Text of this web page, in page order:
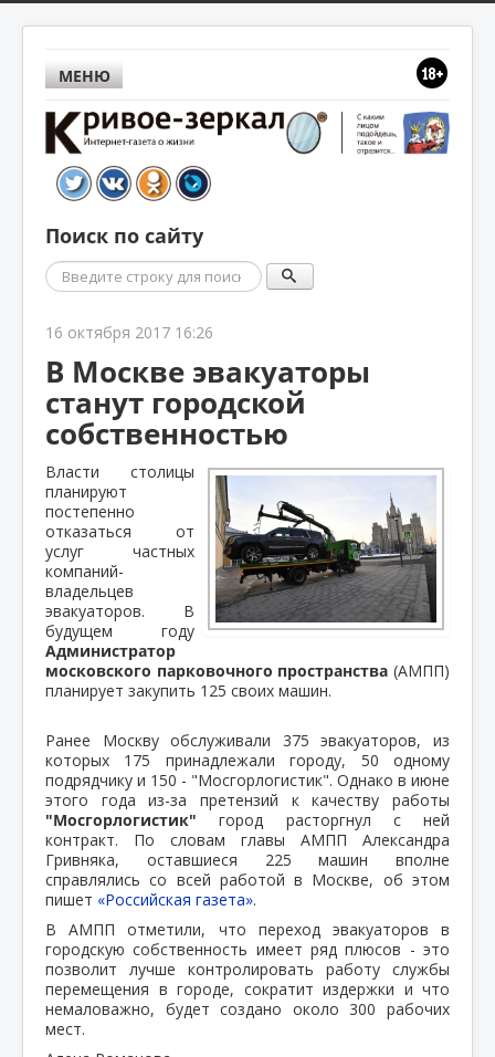
МЕНЮ
Поиск по сайту
Поиск
16 октября 2017 16:26
В Москве эвакуаторы
станут городской
собственностью
Власти столицы
планируют
постепенно
отказаться от
услуг частных
компаний-
владельцев
эвакуаторов. В
будущем году
Администратор
московского парковочного пространства (АМПП)
планирует закупить 125 своих машин.
Ранее Москву обслуживали 375 эвакуаторов, из
которых 175 принадлежали городу, 50 одному
подрядчику и 150 - "Мосгорлогистик". Однако в июне
этого года из-за претензий к качеству работы
"Мосгорлогистик" город расторгнул с ней
контракт. По словам главы АМПП Александра
Гривняка, оставшиеся 225 машин вполне
справлялись со всей работой в Москве, об этом
пишет «Российская газета».
В АМПП отметили, что переход эвакуаторов в
городскую собственность имеет ряд плюсов - это
позволит лучше контролировать работу службы
перемещения в городе, сократит издержки и что
немаловажно, будет создано около 300 рабочих
мест.